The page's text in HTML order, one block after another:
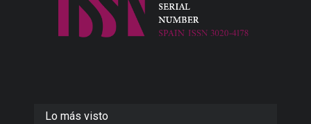
Lo más visto